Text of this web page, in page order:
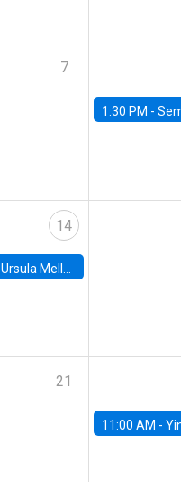
7
1:30 PM -Seminario:
14
Ursula Mello, Insper - Institute of Education and Research
21
11:00 AM -Ying